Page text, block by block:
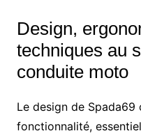
Design,
techniques au
conduite moto
Le design de
fonctionnalité,